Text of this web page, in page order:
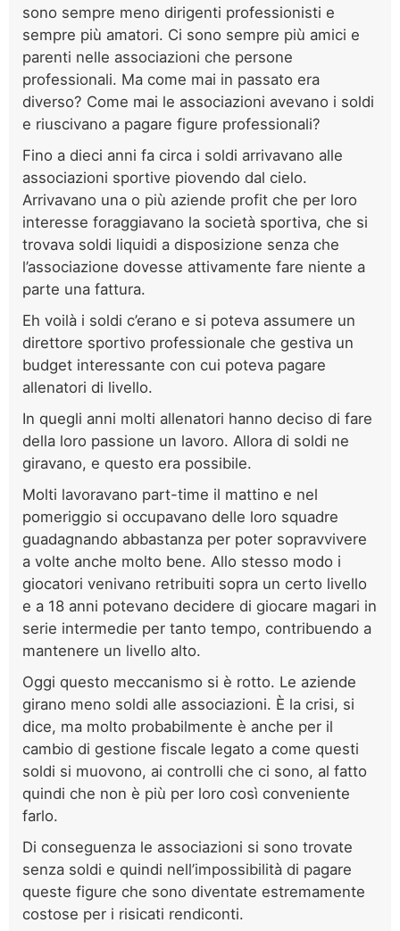
sono sempre meno dirigenti professionisti e
sempre più amatori. Ci sono sempre più amici e
parenti nelle associazioni che persone
professionali. Ma come mai in passato era
diverso? Come mai le associazioni avevano i soldi
e riuscivano a pagare figure professionali?
Fino a dieci anni fa circa i soldi arrivavano alle
associazioni sportive piovendo dal cielo.
Arrivavano una o più aziende profit che per loro
interesse foraggiavano la società sportiva, che si
trovava soldi liquidi a disposizione senza che
l’associazione dovesse attivamente fare niente a
parte una fattura.
Eh voilà i soldi c’erano e si poteva assumere un
direttore sportivo professionale che gestiva un
budget interessante con cui poteva pagare
allenatori di livello.
In quegli anni molti allenatori hanno deciso di fare
della loro passione un lavoro. Allora di soldi ne
giravano, e questo era possibile.
Molti lavoravano part-time il mattino e nel
pomeriggio si occupavano delle loro squadre
guadagnando abbastanza per poter sopravvivere
a volte anche molto bene. Allo stesso modo i
giocatori venivano retribuiti sopra un certo livello
e a 18 anni potevano decidere di giocare magari in
serie intermedie per tanto tempo, contribuendo a
mantenere un livello alto.
Oggi questo meccanismo si è rotto. Le aziende
girano meno soldi alle associazioni. È la crisi, si
dice, ma molto probabilmente è anche per il
cambio di gestione fiscale legato a come questi
soldi si muovono, ai controlli che ci sono, al fatto
quindi che non è più per loro così conveniente
farlo.
Di conseguenza le associazioni si sono trovate
senza soldi e quindi nell’impossibilità di pagare
queste figure che sono diventate estremamente
costose per i risicati rendiconti.